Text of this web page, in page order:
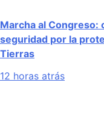
Marcha al Congreso:
seguridad por la
Tierras
12 horas atrás